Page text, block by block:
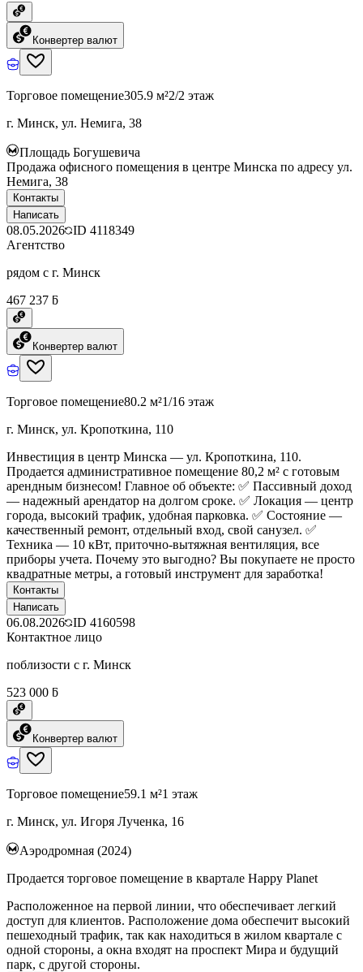
Конвертер валют
Торговое помещение305.9 м²2/2 этаж
г. Минск, ул. Немига, 38
Площадь Богушевича
Продажа офисного помещения в центре Минска по адресу ул.
Немига, 38
Контакты
Написать
08.05.2026 ID 4118349
Агентство
рядом с г. Минск
467 237 ƃ
Конвертер валют
Торговое помещение80.2 м²1/16 этаж
г. Минск, ул. Кропоткина, 110
Инвестиция в центр Минска — ул. Кропоткина, 110.
Продается административное помещение 80,2 м² с готовым
арендным бизнесом! Главное об объекте: ✅ Пассивный доход
— надежный арендатор на долгом сроке. ✅ Локация — центр
города, высокий трафик, удобная парковка. ✅ Состояние —
качественный ремонт, отдельный вход, свой санузел. ✅
Техника — 10 кВт, приточно-вытяжная вентиляция, все
приборы учета. Почему это выгодно? Вы покупаете не просто
квадратные метры, а готовый инструмент для заработка!
Контакты
Написать
06.08.2026 ID 4160598
Контактное лицо
поблизости с г. Минск
523 000 ƃ
Конвертер валют
Торговое помещение59.1 м²1 этаж
г. Минск, ул. Игоря Лученка, 16
Аэродромная (2024)
Продается торговое помещение в квартале Happy Planet
Расположенное на первой линии, что обеспечивает легкий
доступ для клиентов. Расположение дома обеспечит высокий
пешеходный трафик, так как находиться в жилом квартале с
одной стороны, а окна входят на проспект Мира и будущий
парк, с другой стороны.